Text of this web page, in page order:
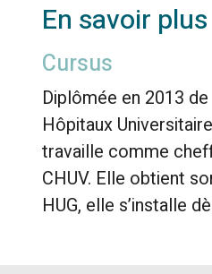
En savoir plus
Cursus
Diplômée en 2013
Hôpitaux
travaille comme
CHUV. Elle obtient
HUG, elle s’installe